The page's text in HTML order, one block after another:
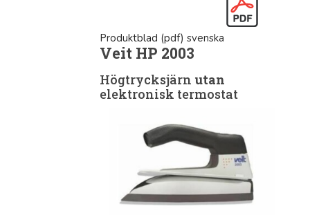
Produktblad (pdf) svenska
Veit HP 2003
Högtrycksjärn utan
elektronisk termostat